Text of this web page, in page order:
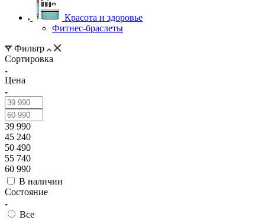
Красота и здоровье
Фитнес-браслеты
Фильтр
Сортировка
Цена
39 990
45 240
50 490
55 740
60 990
В наличии
Состояние
Все